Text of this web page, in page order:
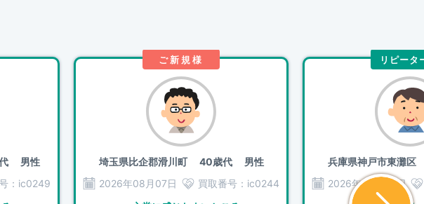
男性
： ic0249
ご新規様
埼玉県比企郡滑川町40歳代 男性
2026年08月07日
買取番号： ic0244
リピータ
兵庫県神戸市東灘区
2026年08月06日